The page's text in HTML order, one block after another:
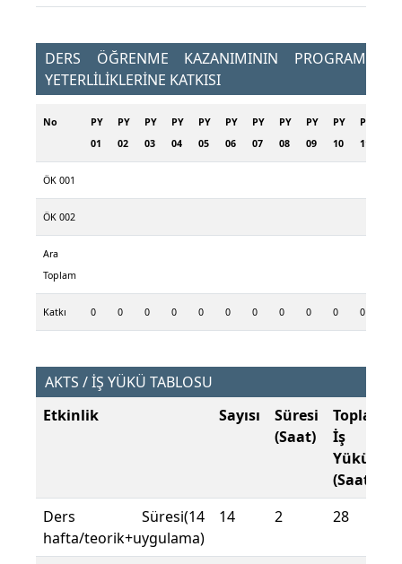
DERS ÖĞRENME KAZANIMININ PROGRAM
YETERLİLİKLERİNE KATKISI
No
PY
01
PY
02
PY
03
PY
04
PY
05
PY
06
PY
07
PY
08
PY
09
PY
10
PY
11
ÖK 001
ÖK 002
Ara
Toplam
Katkı 0 0 0 0 0 0 0 0 0 0 0
AKTS / İŞ YÜKÜ TABLOSU
Etkinlik
Sayısı
Süresi
(Saat)
Toplam
İş
Yükü
(Saat)
Ders Süresi(14
hafta/teorik+uygulama)
14 2 28